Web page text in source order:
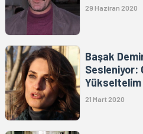
29 Haziran 2020
Başak
Sesleniyor:
Yükseltelim
21 Mart 2020